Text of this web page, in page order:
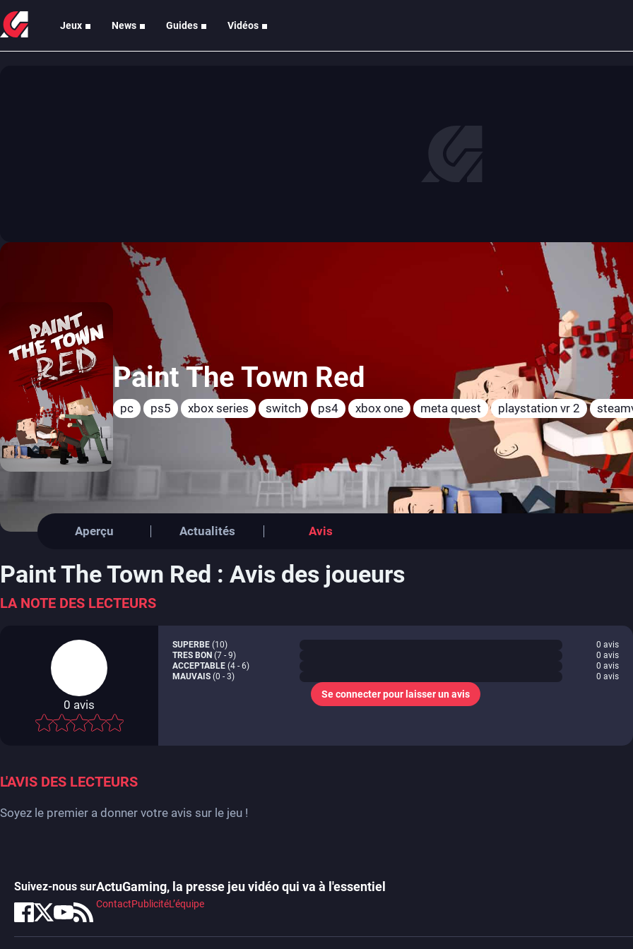
Jeux News Guides Vidéos
Paint The Town Red
pc ps5 xbox series switch ps4 xbox one meta quest playstation vr 2
Aperçu Actualités Avis
Paint The Town Red : Avis des joueurs
LA NOTE DES LECTEURS
-
0 avis
SUPERBE (10) 0 avis
TRES BON (7 - 9) 0 avis
ACCEPTABLE (4 - 6) 0 avis
MAUVAIS (0 - 3) 0 avis
Se connecter pour laisser un avis
L'AVIS DES LECTEURS
Soyez le premier a donner votre avis sur le jeu !
Suivez-nous surActuGaming, la presse jeu vidéo qui va à l'essentiel
ContactPublicitéL’équipe